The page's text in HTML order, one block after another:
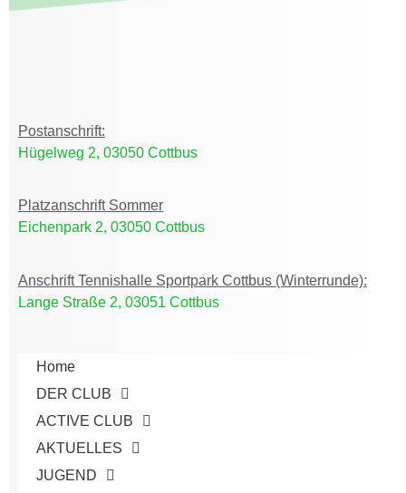
Postanschrift:
Hügelweg 2, 03050 Cottbus
Platzanschrift Sommer
Eichenpark 2, 03050 Cottbus
Anschrift Tennishalle Sportpark Cottbus (Winterrunde):
Lange Straße 2, 03051 Cottbus
Home
DER CLUB
ACTIVE CLUB
AKTUELLES
JUGEND